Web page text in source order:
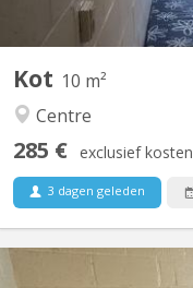
Kot 10 m²
Centre
285 € exclusief kosten
3 dagen geleden